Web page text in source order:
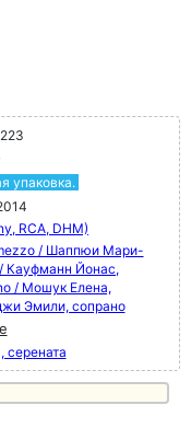
упаковка.
RCA, DHM)
/ Шаппюи Мари-
Кауфманн Йонас,
/ Мошук Елена,
Эмили, сопрано
серената